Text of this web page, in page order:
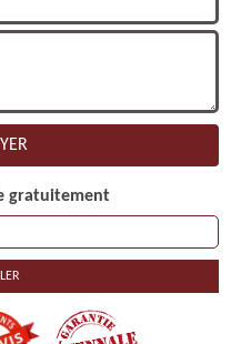
gratuitement